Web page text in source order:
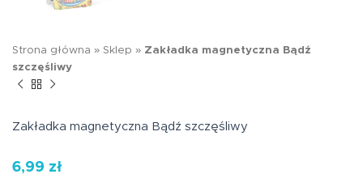
Strona główna » Sklep » Zakładka magnetyczna Bądź
szczęśliwy
Zakładka magnetyczna Bądź szczęśliwy
6,99 zł